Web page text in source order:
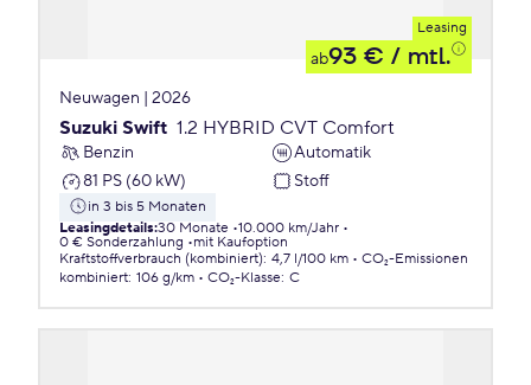
Leasing
ab93 € / mtl.
Neuwagen | 2026
Suzuki Swift 1.2 HYBRID CVT Comfort
Benzin
Automatik
81 PS (60 kW)
Stoff
in 3 bis 5 Monaten
Leasingdetails:30 Monate 10.000 km/Jahr
0 € Sonderzahlung
mit Kaufoption
Kraftstoffverbrauch (kombiniert): 4,7 l/100 km
CO₂-Emissionen
kombiniert: 106 g/km CO₂-Klasse: C